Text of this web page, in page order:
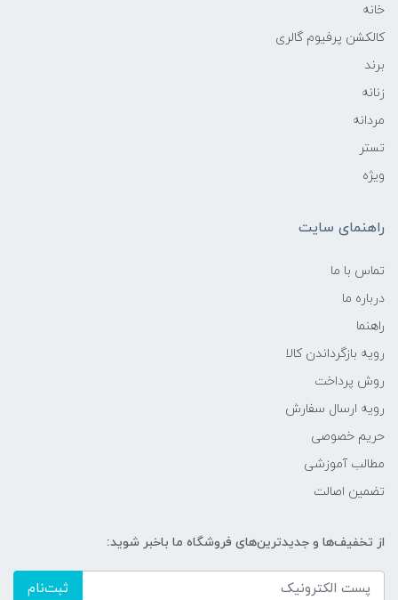
خانه
کالکشن پرفیوم گالری
برند
زنانه
مردانه
تستر
ویژه
راهنمای سایت
تماس با ما
درباره ما
راهنما
رویه‌ بازگرداندن کالا
روش پرداخت
رویه ارسال سفارش
حریم خصوصی
مطالب آموزشی
تضمین اصالت
از تخفیف‌ها و جدیدترین‌های فروشگاه ما باخبر شوید:
ثبت‌نام